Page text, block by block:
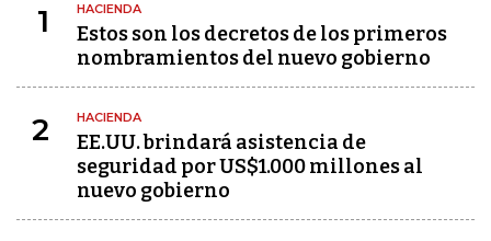
1 HACIENDA
Estos son los decretos de los primeros
nombramientos del nuevo gobierno
2 HACIENDA
EE.UU. brindará asistencia de
seguridad por US$1.000 millones al
nuevo gobierno